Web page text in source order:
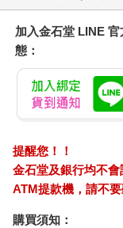
加入金石堂 LINE
態：
提醒您！！
金石堂及銀行均不
ATM提款機，請不
購買須知：